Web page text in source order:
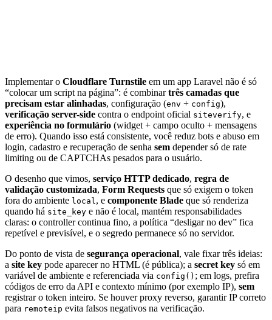
Implementar o Cloudflare Turnstile em um app Laravel não é só
“colocar um script na página”: é combinartrês camadas que
precisam estar alinhadas, configuração (env + config),
verificação server-side contra o endpoint oficial siteverify, e
experiência no formulário (widget + campo oculto + mensagens
de erro). Quando isso está consistente, você reduz bots e abuso em
login, cadastro e recuperação de senha sem depender só de rate
limiting ou de CAPTCHAs pesados para o usuário.
O desenho que vimos, serviço HTTP dedicado, regra de
validação customizada, Form Requests que só exigem o token
fora do ambiente local, e componente Blade que só renderiza
quando há site_key e não é local, mantém responsabilidades
claras: o controller continua fino, a política “desligar no dev” fica
repetível e previsível, e o segredo permanece só no servidor.
Do ponto de vista de segurança operacional, vale fixar três ideias:
a site key pode aparecer no HTML (é pública); a secret key só em
variável de ambiente e referenciada via config() ; em logs, prefira
códigos de erro da API e contexto mínimo (por exemplo IP), sem
registrar o token inteiro. Se houver proxy reverso, garantir IP correto
para remoteip evita falsos negativos na verificação.